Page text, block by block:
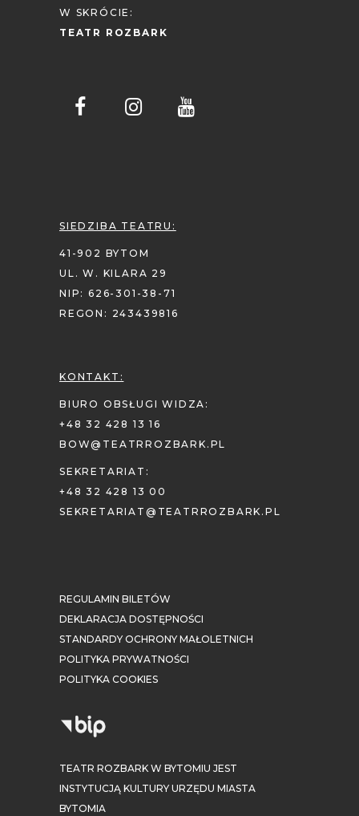
W SKRÓCIE:
TEATR ROZBARK
SIEDZIBA TEATRU:
41-902 BYTOM
UL. W. KILARA 29
NIP: 626-301-38-71
REGON: 243439816
KONTAKT:
BIURO OBSŁUGI WIDZA:
+48 32 428 13 16
BOW@TEATRROZBARK.PL
SEKRETARIAT:
+48 32 428 13 00
SEKRETARIAT@TEATRROZBARK.PL
REGULAMIN BILETÓW
DEKLARACJA DOSTĘPNOŚCI
STANDARDY OCHRONY MAŁOLETNICH
POLITYKA PRYWATNOŚCI
POLITYKA COOKIES
TEATR ROZBARK W BYTOMIU JEST
INSTYTUCJĄ KULTURY URZĘDU MIASTA
BYTOMIA